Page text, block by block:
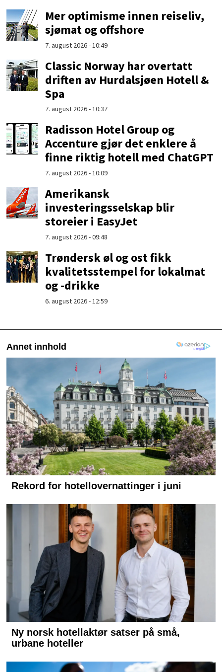
Mer optimisme innen reiseliv,
sjømat og offshore
7. august 2026 - 10:49
Classic Norway har overtatt
driften av Hurdalsjøen Hotell &
Spa
7. august 2026 - 10:37
Radisson Hotel Group og
Accenture gjør det enklere å
finne riktig hotell med ChatGPT
7. august 2026 - 10:09
Amerikansk
investeringsselskap blir
storeier i EasyJet
7. august 2026 - 09:48
Trøndersk øl og ost fikk
kvalitetsstempel for lokalmat
og -drikke
6. august 2026 - 12:59